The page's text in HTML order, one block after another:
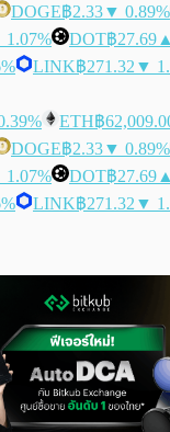
DOGE฿2.33▼ 0.89%
DOT฿27.69
LINK฿271.32 ▼
ETH฿
DOGE฿2.33▼ 0.89%
DOT฿27.69
LINK฿271.32 ▼